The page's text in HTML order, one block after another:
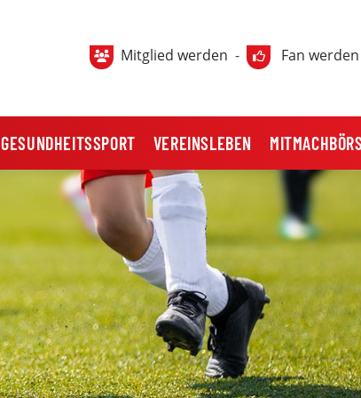
Mitglied werden - Fan werden
GESUNDHEITSSPORT VEREINSLEBEN